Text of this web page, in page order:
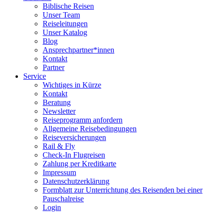
Biblische Reisen
Unser Team
Reiseleitungen
Unser Katalog
Blog
Ansprechpartner*innen
Kontakt
Partner
Service
Wichtiges in Kürze
Kontakt
Beratung
Newsletter
Reiseprogramm anfordern
Allgemeine Reisebedingungen
Reiseversicherungen
Rail & Fly
Check-In Flugreisen
Zahlung per Kreditkarte
Impressum
Datenschutzerklärung
Formblatt zur Unterrichtung des Reisenden bei einer
Pauschalreise
Login